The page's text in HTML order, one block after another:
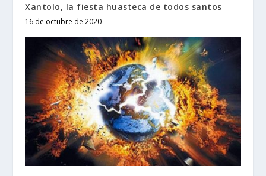
Xantolo, la fiesta huasteca de todos santos
16 de octubre de 2020